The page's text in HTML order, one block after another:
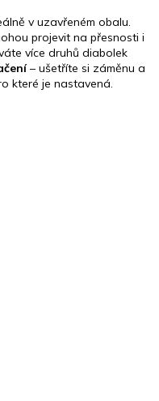
v uzavřeném obalu.
projevit na přesnosti i
více druhů diabolek
– ušetříte si záměnu a
které je nastavená.